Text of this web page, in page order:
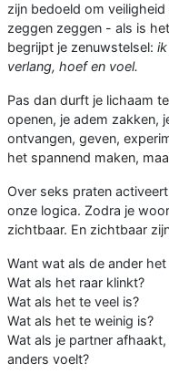
zijn bedoeld om
zeggen zeggen - als is
begrijpt je zenuwstelsel:
verlang, hoef en voel.
Pas dan durft je lichaam
openen, je adem zakken,
ontvangen, geven,
het spannend maken,
Over seks praten
onze logica. Zodra je
zichtbaar. En zichtbaar
Want wat als de ander
Wat als het raar klinkt?
Wat als het te veel is?
Wat als het te weinig is?
Wat als je partner
anders voelt?